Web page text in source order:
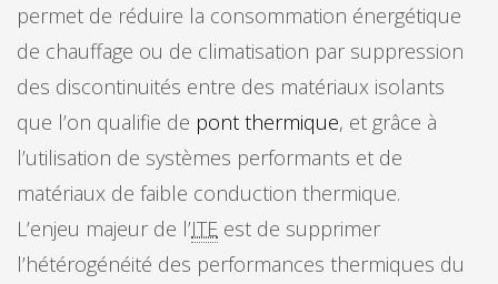
permet de réduire la consommation énergétique
de chauffage ou de climatisation par suppression
des discontinuités entre des matériaux isolants
que l’on qualifie de pont thermique, et grâce à
l’utilisation de systèmes performants et de
matériaux de faible conduction thermique.
L’enjeu majeur de l’ITE est de supprimer
l’hétérogénéité des performances thermiques du